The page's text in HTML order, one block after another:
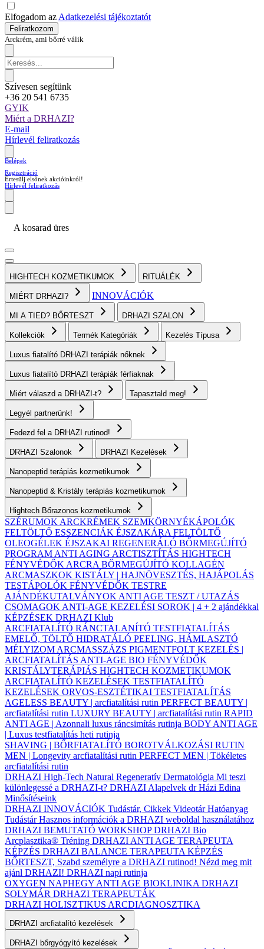
Elfogadom az Adatkezelési tájékoztatót
Feliratkozom
Arckrém, ami bőrré válik
Szívesen segítünk
+36 20 541 6735
GYIK
Miért a DRHAZI?
E-mail
Hírlevél feliratkozás
Belépek
Regisztráció
Értesülj elsőnek akcióinkról!
Hírlevél feliratkozás
A kosarad üres
HIGHTECH KOZMETIKUMOK RITUÁLÉK
MIÉRT DRHAZI? INNOVÁCIÓK
MI A TIED? BŐRTESZT DRHAZI SZALON
Kollekciók Termék Kategóriák Kezelés Típusa
Luxus fiatalító DRHAZI terápiák nőknek
Luxus fiatalító DRHAZI terápiák férfiaknak
Miért válaszd a DRHAZI-t? Tapasztald meg!
Legyél partnerünk!
Fedezd fel a DRHAZI rutinod!
DRHAZI Szalonok DRHAZI Kezelések
Nanopeptid terápiás kozmetikumok
Nanopeptid & Kristály terápiás kozmetikumok
Hightech Bőrazonos kozmetikumok
SZÉRUMOK ARCKRÉMEK SZEMKÖRNYÉKÁPOLÓK
FELTÖLTŐ ESSZENCIÁK ÉJSZAKÁRA FELTÖLTŐ
OLEOGÉLEK ÉJSZAKAI REGENERÁLÓ BŐRMEGÚJÍTÓ
PROGRAM ANTI AGING ARCTISZTÍTÁS HIGHTECH
FÉNYVÉDŐK ARCRA BŐRMEGÚJÍTÓ KOLLAGÉN
ARCMASZKOK KISTÁLY | HAJNÖVESZTÉS, HAJÁPOLÁS
TESTÁPOLÓK FÉNYVÉDŐK TESTRE
AJÁNDÉKUTALVÁNYOK ANTI AGE TESZT / UTAZÁS
CSOMAGOK ANTI-AGE KEZELÉSI SOROK | 4 + 2 ajándékkal
KÉPZÉSEK DRHAZI Klub
ARCFIATALÍTÓ RÁNCTALANÍTÓ TESTFIATALÍTÁS
EMELŐ, TÖLTŐ HIDRATÁLÓ PEELING, HÁMLASZTÓ
MÉLYIZOM ARCMASSZÁZS PIGMENTFOLT KEZELÉS |
ARCFIATALÍTÁS ANTI-AGE BIO FÉNYVÉDŐK
KRISTÁLYTERÁPIÁS HIGHTECH KOZMETIKUMOK
ARCFIATALÍTÓ KEZELÉSEK TESTFIATALÍTÓ
KEZELÉSEK ORVOS-ESZTÉTIKAI TESTFIATALÍTÁS
AGELESS BEAUTY | arcfiatalítási rutin PERFECT BEAUTY |
arcfiatalítási rutin LUXURY BEAUTY | arcfiatalítási rutin RAPID
ANTI AGE | Azonnali luxus ráncsimítás rutinja BODY ANTI AGE
| Luxus testfiatalítás heti rutinja
SHAVING | BŐRFIATALÍTÓ BOROTVÁLKOZÁSI RUTIN
MEN | Longevity arcfiatalítási rutin PERFECT MEN | Tökéletes
arcfiatalítási rutin
DRHAZI High-Tech Natural Regeneratív Dermatológia Mi teszi
különlegessé a DRHAZI-t? DRHAZI Alapelvek dr Házi Edina
Minősítéseink
DRHAZI INNOVÁCIÓK Tudástár, Cikkek VideotárHatóanyag
TudástárHasznos információk a DRHAZI weboldal használatához
DRHAZI BEMUTATÓ WORKSHOPDRHAZI Bio
Arcplasztika® Tréning DRHAZI ANTI AGE TERAPEUTA
KÉPZÉS DRHAZI BALANCE TERAPEUTA KÉPZÉS
BŐRTESZT, Szabd személyre a DRHAZI rutinod! Nézd meg mit
ajánl DRHAZI! DRHAZI napi rutinja
OXYGEN NAPHEGY ANTI AGE BIOKLINIKA DRHAZI
SOLYMÁR DRHAZI TERAPEUTÁK
DRHAZI HOLISZTIKUS ARCDIAGNOSZTIKA
DRHAZI arcfiatalító kezelések
DRHAZI bőrgyógyító kezelések